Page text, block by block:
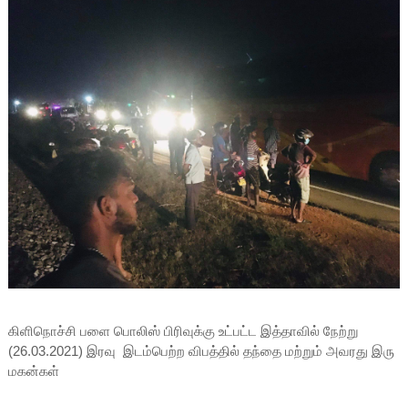
கிளிநொச்சி பளை பொலிஸ் பிரிவுக்கு உட்பட்ட இத்தாவில் நேற்று
(26.03.2021) இரவு இடம்பெற்ற விபத்தில் தந்தை மற்றும் அவரது இரு
மகன்கள்